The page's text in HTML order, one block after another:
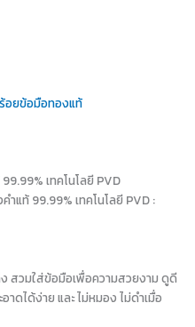
อยข้อมือทองแท้
เทคโนโลยี PVD
แท้ 99.99% เทคโนโลยี PVD :
สวมใส่ข้อมือเพื่อความสวยงาม ดูดี
ดได้ง่าย และ ไม่หมอง ไม่ดำเมื่อ